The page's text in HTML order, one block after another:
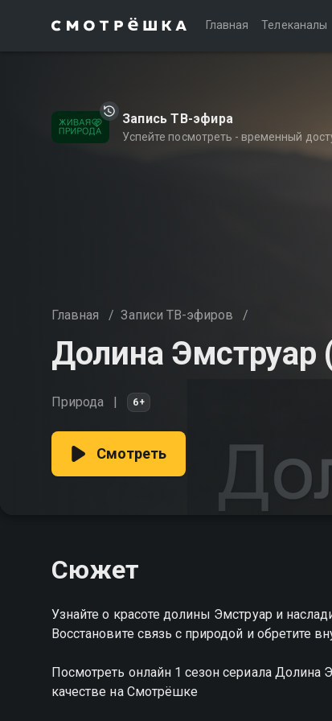
Главная Телеканалы
Запись ТВ-эфира
Успейте посмотреть - временный
Главная / Записи ТВ-эфиров /
Долина Эмструар
Природа 6+
Смотреть
Сюжет
Узнайте о красоте долины Эмструар и
Восстановите связь с природой и обретите
Посмотреть онлайн 1 сезон сериала
качестве на Смотрёшке